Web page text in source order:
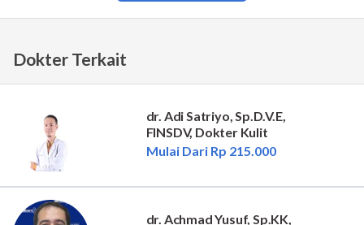
Dokter Terkait